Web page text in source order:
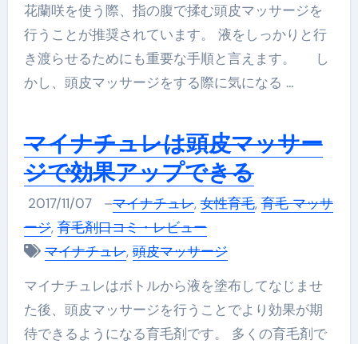
花蘭咲を使う際、指の腹で揉む頭皮マッサージを
行うことが推奨されています。 液をしっかりと行
き渡らせるためにも重要な手順と言えます。 し
かし、頭皮マッサージをする際に気になる …
マイナチュレは頭皮マッサー
ジで効果アップできる
2017/11/07 –マイナチュレ,女性育毛,育毛 マッサ
ージ,育毛剤口コミ・レビュー
マイナチュレ,頭皮マッサージ
マイナチュレはボトルから液を塗布してなじませ
た後、頭皮マッサージを行うことでより効果が期
待できるようになる育毛剤です。 多くの育毛剤で